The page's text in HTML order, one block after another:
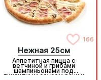
166
Нежная 25см
Аппетитная пицца с
ветчиной и грибами
шампиньонами под
пикантным соусом ранч и